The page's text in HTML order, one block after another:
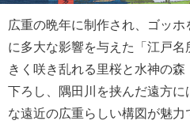
広重の晩年に制作され、ゴッ
に多大な影響を与えた「江戸
きく咲き乱れる里桜と水神の
下ろし、隅田川を挟んだ遠方
な遠近の広重らしい構図が魅力